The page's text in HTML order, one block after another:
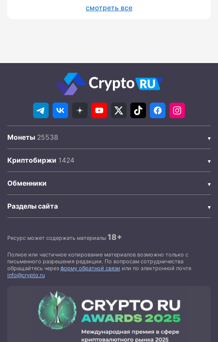
смотреть все
Монеты
Криптобиржи
Обменники
Разделы сайта
Ресурс может содержать материалы 18+
Полное или частичное копирование материалов возможно только с
письменного разрешения редакции. По вопросам сотрудничества
обращайтесь через форму обратной связи или по электронной почте
info@crypto.ru